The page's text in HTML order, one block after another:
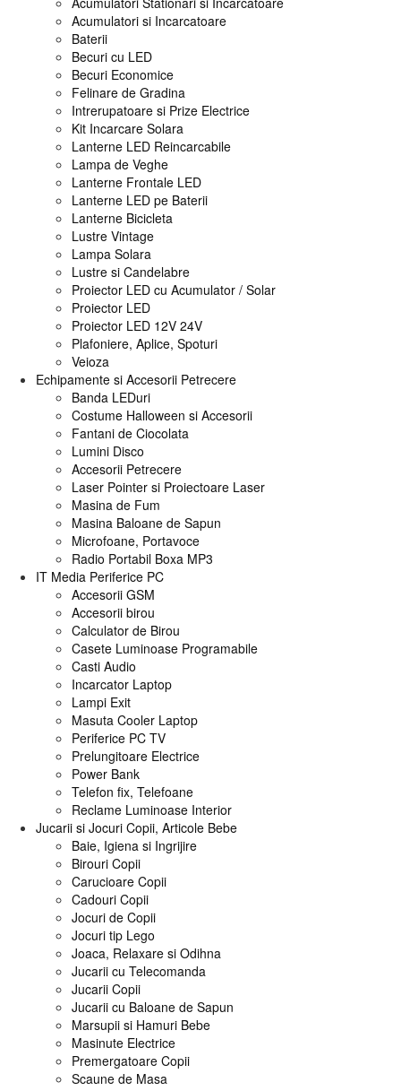
Acumulatori si Incarcatoare
Baterii
Becuri cu LED
Becuri Economice
Felinare de Gradina
Intrerupatoare si Prize Electrice
Kit Incarcare Solara
Lanterne LED Reincarcabile
Lampa de Veghe
Lanterne Frontale LED
Lanterne LED pe Baterii
Lanterne Bicicleta
Lustre Vintage
Lampa Solara
Lustre si Candelabre
Proiector LED cu Acumulator / Solar
Proiector LED
Proiector LED 12V 24V
Plafoniere, Aplice, Spoturi
Veioza
Echipamente si Accesorii Petrecere
Banda LEDuri
Costume Halloween si Accesorii
Fantani de Ciocolata
Lumini Disco
Accesorii Petrecere
Laser Pointer si Proiectoare Laser
Masina de Fum
Masina Baloane de Sapun
Microfoane, Portavoce
Radio Portabil Boxa MP3
IT Media Periferice PC
Accesorii GSM
Accesorii birou
Calculator de Birou
Casete Luminoase Programabile
Casti Audio
Incarcator Laptop
Lampi Exit
Masuta Cooler Laptop
Periferice PC TV
Prelungitoare Electrice
Power Bank
Telefon fix, Telefoane
Reclame Luminoase Interior
Jucarii si Jocuri Copii, Articole Bebe
Baie, Igiena si Ingrijire
Birouri Copii
Carucioare Copii
Cadouri Copii
Jocuri de Copii
Jocuri tip Lego
Joaca, Relaxare si Odihna
Jucarii cu Telecomanda
Jucarii Copii
Jucarii cu Baloane de Sapun
Marsupii si Hamuri Bebe
Masinute Electrice
Premergatoare Copii
Scaune de Masa